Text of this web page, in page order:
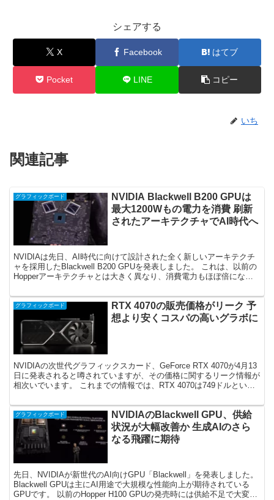
シェアする
X Facebook はてブ
Pocket LINE コピー
いち
関連記事
グラフィックボード
NVIDIA Blackwell B200 GPUは
最大1200Wもの電力を消費 刷新
されたアーキテクチャでAI時代へ
NVIDIAは先日、AI時代に向けて設計された全く新しいアーキテクチ
ャを採用したBlackwell B200 GPUを発表しました。 これは、以前の
Hopperアーキテクチャとは大きく異なり、消費電力もほぼ倍になる
グラフィックボード
RTX 4070の販売価格がリーク 予
想より安くコスパの高いグラボに
NVIDIAの次世代グラフィックスカード、GeForce RTX 4070が4月13
日に発表されると噂されていますが、その価格に関するリーク情報が
相次いでいます。 これまでの情報では、RTX 4070は749ドルという
グラフィックボード
NVIDIAのBlackwell GPU、供給
状況が大幅改善か 生成AIのさら
なる飛躍に期待
先日、NVIDIAが新世代のAI向けGPU「Blackwell」を発表しました。
Blackwell GPUは主にAI用途で大規模な性能向上が期待されている
GPUです。 以前のHopper H100 GPUの発売時には供給不足で大変な